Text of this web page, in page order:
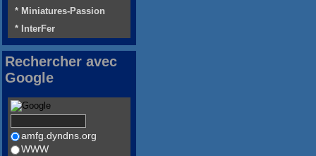
* Miniatures-Passion
* InterFer
Rechercher avec
Google
amfg.dyndns.org
WWW